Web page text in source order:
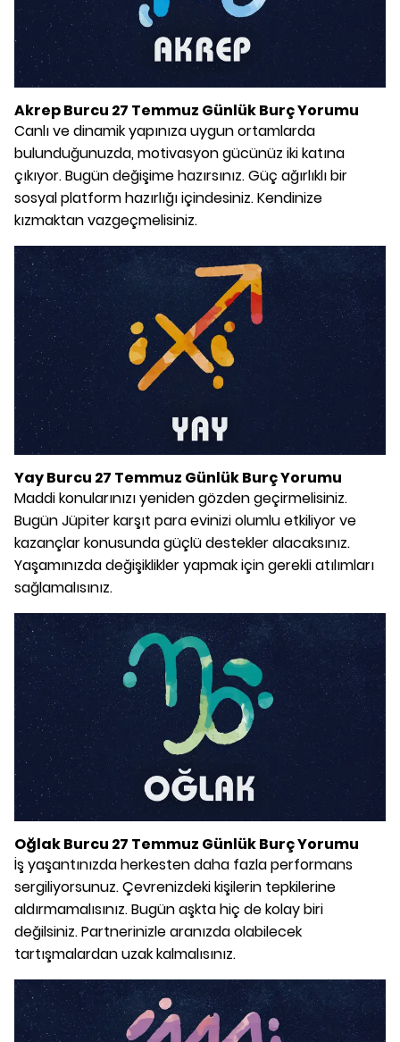
Akrep Burcu 27 Temmuz Günlük Burç Yorumu
Canlı ve dinamik yapınıza uygun ortamlarda
bulunduğunuzda, motivasyon gücünüz iki katına
çıkıyor. Bugün değişime hazırsınız. Güç ağırlıklı bir
sosyal platform hazırlığı içindesiniz. Kendinize
kızmaktan vazgeçmelisiniz.
Yay Burcu 27 Temmuz Günlük Burç Yorumu
Maddi konularınızı yeniden gözden geçirmelisiniz.
Bugün Jüpiter karşıt para evinizi olumlu etkiliyor ve
kazançlar konusunda güçlü destekler alacaksınız.
Yaşamınızda değişiklikler yapmak için gerekli atılımları
sağlamalısınız.
Oğlak Burcu 27 Temmuz Günlük Burç Yorumu
İş yaşantınızda herkesten daha fazla performans
sergiliyorsunuz. Çevrenizdeki kişilerin tepkilerine
aldırmamalısınız. Bugün aşkta hiç de kolay biri
değilsiniz. Partnerinizle aranızda olabilecek
tartışmalardan uzak kalmalısınız.